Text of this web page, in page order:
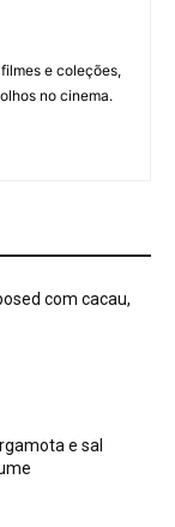
e coleções,
no cinema.
com cacau,
e sal